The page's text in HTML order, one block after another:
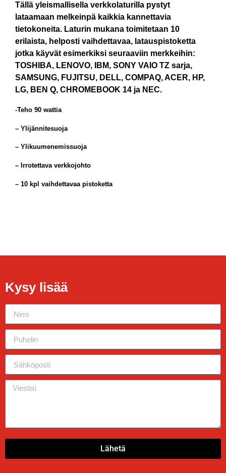
Tällä yleismallisella verkkolaturilla pystyt
lataamaan melkeinpä kaikkia kannettavia
tietokoneita. Laturin mukana toimitetaan 10
erilaista, helposti vaihdettavaa, latauspistoketta
jotka käyvät esimerkiksi seuraaviin merkkeihin:
TOSHIBA, LENOVO, IBM, SONY VAIO TZ sarja,
SAMSUNG, FUJITSU, DELL, COMPAQ, ACER, HP,
LG, BEN Q, CHROMEBOOK 14 ja NEC.
-Teho 90 wattia
– Ylijännitesuoja
– Ylikuumenemissuoja
– Irrotettava verkkojohto
– 10 kpl vaihdettavaa pistoketta
Kysy lisää
Lähetä